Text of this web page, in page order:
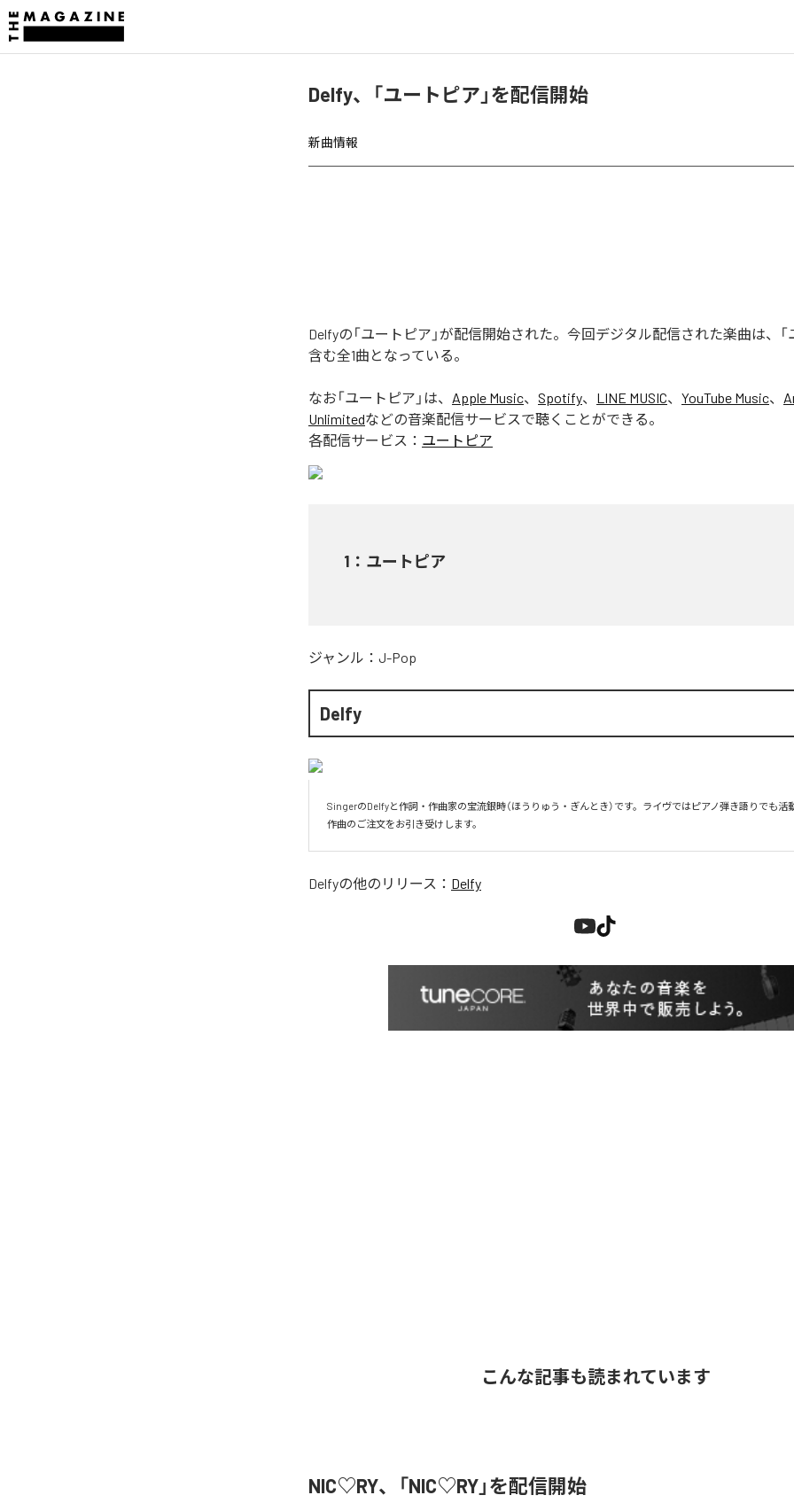
Delfy、「ユートピア」を配信開始
新曲情報
Delfyの「ユートピア」が配信開始された。今回デジタル配信された楽曲は、「
含む全1曲となっている。
なお「ユートピア 」は、 Apple Music、 Spotify、 LINE MUSIC、 YouTube Music、
Unlimitedなどの音楽配信サービスで聴くことができる。
各配信サービス： ユートピア
1 ： ユートピア
ジャンル： J-Pop
Delfy
SingerのDelfyと作詞・作曲家の宝流銀時（ほうりゅう・ぎんとき）です。ライヴではピアノ弾き語りでも活
作曲のご注文をお引き受けします。
Delfyの他のリリース： Delfy
こんな記事も読まれています
NIC♡RY、「NIC♡RY」を配信開始